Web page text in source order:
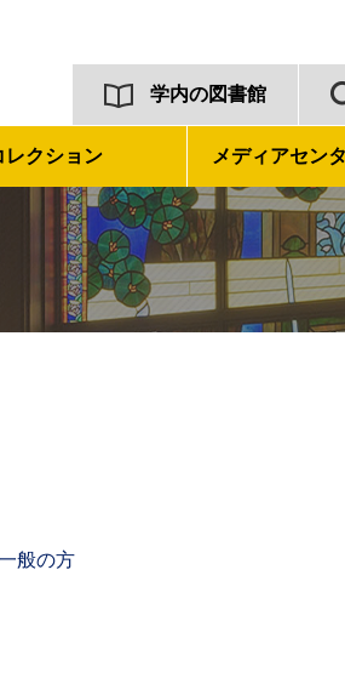
学内の図書館
レクション メディアセン
般の方